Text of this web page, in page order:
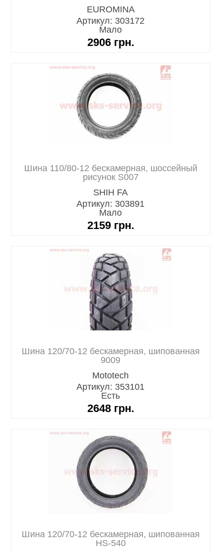
EUROMINA
Артикул: 303172
Мало
2906 грн.
Шина 110/80-12 бескамерная, шоссейный
рисунок S007
SHIH FA
Артикул: 303891
Мало
2159 грн.
Шина 120/70-12 бескамерная, шипованная
9009
Mototech
Артикул: 353101
Есть
2648 грн.
Шина 120/70-12 бескамерная, шипованная
HS-540